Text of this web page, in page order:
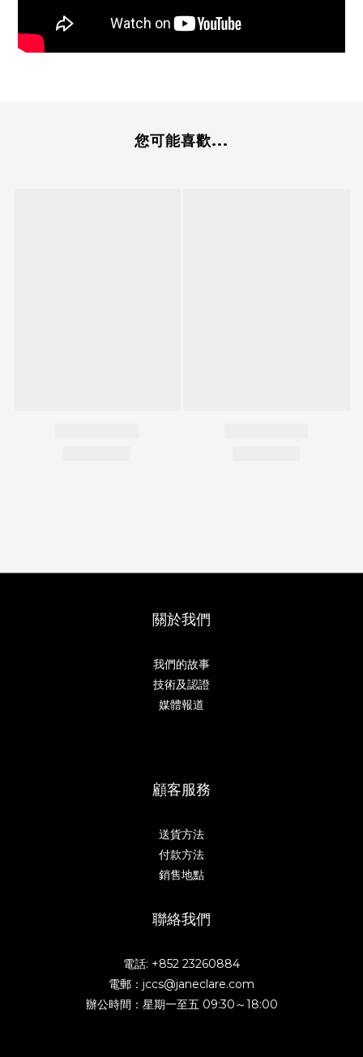
您可能喜歡...
關於我們
我們的故事
技術及認證
媒體報道
顧客服務
送貨方法
付款方法
銷售地點
聯絡我們
電話: +852 23260884
電郵：jccs@janeclare.com
辦公時間：星期一至五 09:30～18:00